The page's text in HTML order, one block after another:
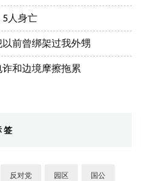
5人身亡
前曾绑架过我外甥
和边境摩擦拖累
签
反对党 园区 国公